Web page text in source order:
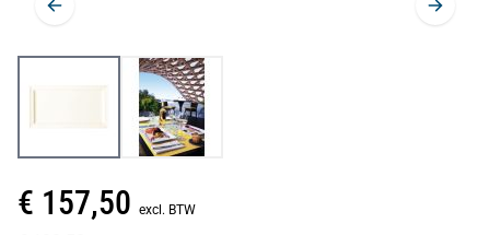
€ 157,50 excl. BTW